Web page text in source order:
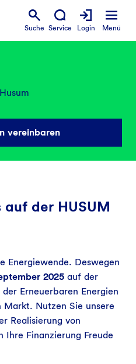
Suche Service Login Menü
vereinbaren
auf der HUSUM
Energiewende. Deswegen
2025 auf der
Erneuerbaren Energien
Nutzen Sie unsere
Realisierung von
Finanzierung Freude